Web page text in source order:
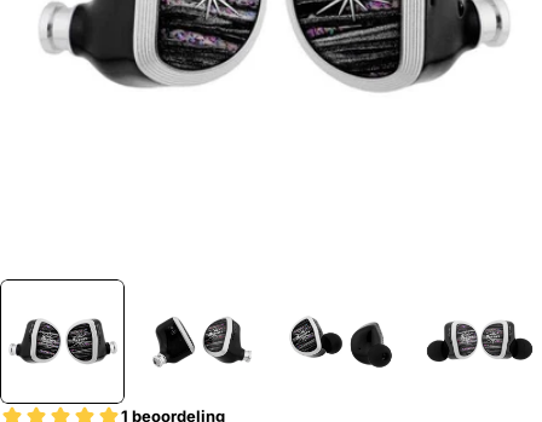
media 0 in modal